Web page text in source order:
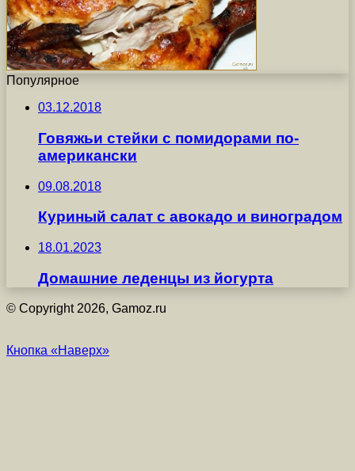
Популярное
03.12.2018
Говяжьи стейки с помидорами по-
американски
09.08.2018
Куриный салат с авокадо и виноградом
18.01.2023
Домашние леденцы из йогурта
© Copyright 2026, Gamoz.ru
Кнопка «Наверх»